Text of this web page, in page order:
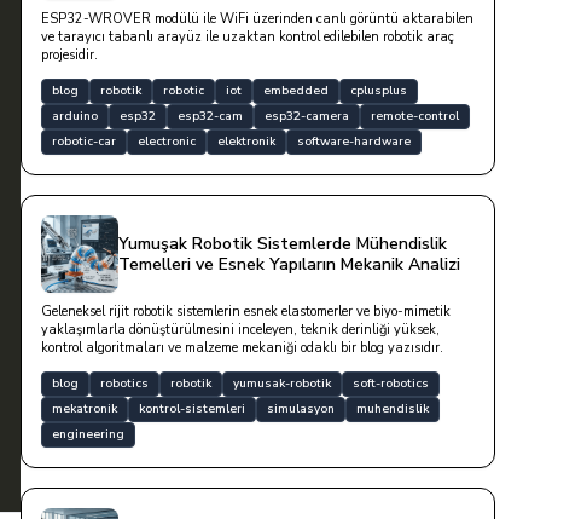
ESP32-WROVER modülü ile WiFi üzerinden canlı görüntü aktarabilen
ve tarayıcı tabanlı arayüz ile uzaktan kontrol edilebilen robotik araç
projesidir.
blog robotik robotic iot embedded
cplusplus
arduino
esp32 esp32-cam esp32-camera
remote-control
robotic-car
electronic elektronik software-hardware
Yumuşak Robotik Sistemlerde Mühendislik
Temelleri ve Esnek Yapıların Mekanik Analizi
Geleneksel rijit robotik sistemlerin esnek elastomerler ve biyo-mimetik
yaklaşımlarla dönüştürülmesini inceleyen, teknik derinliği yüksek,
kontrol algoritmaları ve malzeme mekaniği odaklı bir blog yazısıdır.
blog robotics robotik yumusak-robotik
soft-robotics
mekatronik
kontrol-sistemleri simulasyon
muhendislik
engineering